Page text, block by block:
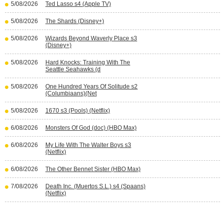
5/08/2026 Ted Lasso s4 (Apple TV)
5/08/2026 The Shards (Disney+)
5/08/2026
Wizards Beyond Waverly Place s3
(Disney+)
5/08/2026
Hard Knocks: Training With The
Seattle Seahawks (d
5/08/2026
One Hundred Years Of Solitude s2
(Columbiaans)(Net
5/08/2026 1670 s3 (Pools) (Netflix)
6/08/2026 Monsters Of God (doc) (HBO Max)
6/08/2026
My Life With The Walter Boys s3
(Netflix)
6/08/2026 The Other Bennet Sister (HBO Max)
7/08/2026
Death Inc. (Muertos S.L.) s4 (Spaans)
(Netflix)